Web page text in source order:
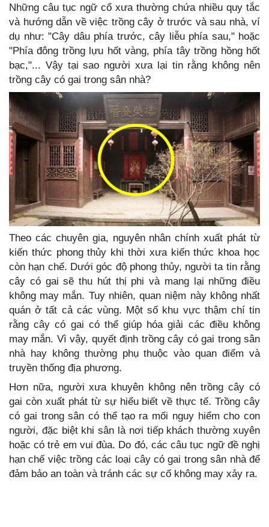
Những câu tục ngữ cổ xưa thường chứa nhiều quy tắc
và hướng dẫn về việc trồng cây ở trước và sau nhà, ví
dụ như: "Cây dâu phía trước, cây liễu phía sau," hoặc
"Phía đông trồng lựu hốt vàng, phía tây trồng hồng hốt
bạc,"... Vậy tại sao người xưa lại tin rằng không nên
trồng cây có gai trong sân nhà?
Theo các chuyên gia, nguyên nhân chính xuất phát từ
kiến thức phong thủy khi thời xưa kiến thức khoa học
còn hạn chế. Dưới góc độ phong thủy, người ta tin rằng
cây có gai sẽ thu hút thị phi và mang lại những điều
không may mắn. Tuy nhiên, quan niệm này không nhất
quán ở tất cả các vùng. Một số khu vực thậm chí tin
rằng cây có gai có thể giúp hóa giải các điều không
may mắn. Vì vậy, quyết định trồng cây có gai trong sân
nhà hay không thường phụ thuộc vào quan điểm và
truyền thống địa phương.
Hơn nữa, người xưa khuyên không nên trồng cây có
gai còn xuất phát từ sự hiểu biết về thực tế. Trồng cây
có gai trong sân có thể tạo ra mối nguy hiểm cho con
người, đặc biệt khi sân là nơi tiếp khách thường xuyên
hoặc có trẻ em vui đùa. Do đó, các câu tục ngữ đề nghị
hạn chế việc trồng các loại cây có gai trong sân nhà để
đảm bảo an toàn và tránh các sự cố không may xảy ra.